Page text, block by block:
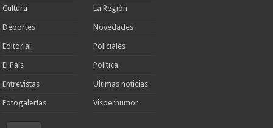
Cultura
Deportes
Editorial
El País
Entrevistas
Fotogalerías
La Región
Novedades
Policiales
Política
Ultimas noticias
Visperhumor